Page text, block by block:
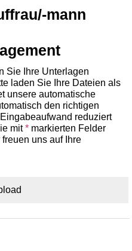
mann
Sie Ihre Unterlagen
laden Sie Ihre Dateien als
unsere automatische
den richtigen
reduziert
mit* markierten Felder
uns auf Ihre